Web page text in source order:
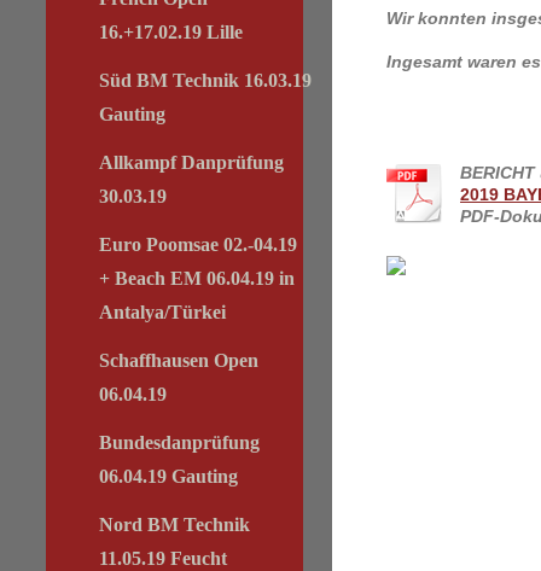
Wir konnten
Ingesamt waren
2019
PDF-
16.+17.02.19 Lille
Süd BM Technik 16.03.19
Gauting
Allkampf Danprüfung
30.03.19
Euro Poomsae 02.-04.19
+ Beach EM 06.04.19 in
Antalya/Türkei
Schaffhausen Open
06.04.19
Bundesdanprüfung
06.04.19 Gauting
Nord BM Technik
11.05.19 Feucht